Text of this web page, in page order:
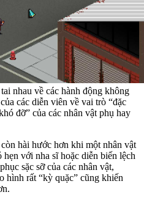
nhau về các hành động không
các diễn viên về vai trò “đặc
đỡ” của các nhân vật phụ hay
hài hước hơn khi một nhân vật
với nha sĩ hoặc diễn biến lệch
sặc sỡ của các nhân vật,
hình rất “kỳ quặc” cũng khiến